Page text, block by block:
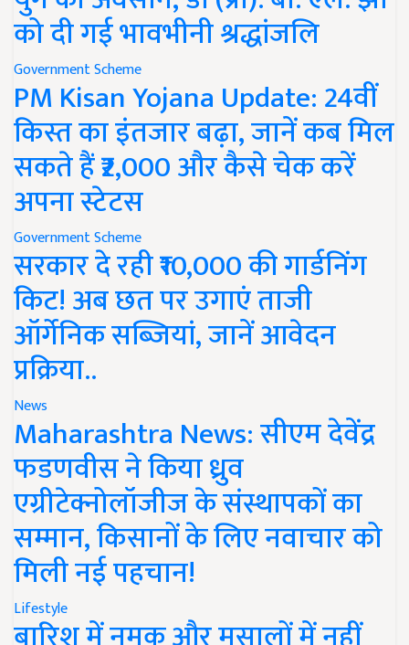
को दी गई भावभीनी श्रद्धांजलि
Government Scheme
PM Kisan Yojana Update: 24वीं
किस्त का इंतजार बढ़ा, जानें कब मिल
सकते हैं ₹2,000 और कैसे चेक करें
अपना स्टेटस
Government Scheme
सरकार दे रही ₹10,000 की गार्डनिंग
किट! अब छत पर उगाएं ताजी
ऑर्गेनिक सब्जियां, जानें आवेदन
प्रक्रिया..
News
Maharashtra News: सीएम देवेंद्र
फडणवीस ने किया ध्रुव
एग्रीटेक्नोलॉजीज के संस्थापकों का
सम्मान, किसानों के लिए नवाचार को
मिली नई पहचान!
Lifestyle